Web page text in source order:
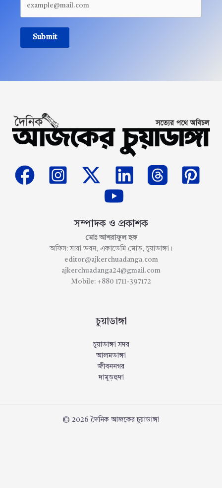
Submit
সম্পাদক ও প্রকাশক
মোঃ আশরাফুল হক
অফিস: সারা ভবন, একাডেমি মোড়, চুয়াডাঙ্গা।
editor@ajkerchuadanga.com
ajkerchuadanga24@gmail.com
Mobile: +880 1711-397172
চুয়াডাঙ্গা
চুয়াডাঙ্গা সদর
আলমডাঙ্গা
জীবননগর
দামুড়হুদা
© 2026 দৈনিক আজকের চুয়াডাঙ্গা